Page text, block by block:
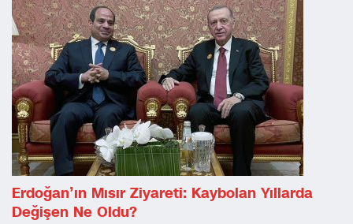
Erdoğan’ın Mısır Ziyareti: Kaybolan Yıllarda
Değişen Ne Oldu?